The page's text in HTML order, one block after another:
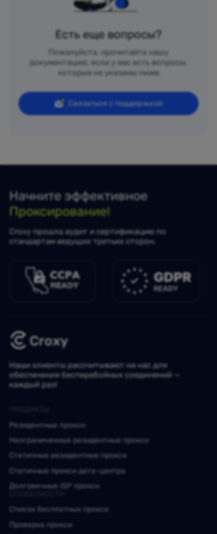
Есть еще вопросы?
Пожалуйста, прочитайте нашу
документацию, если у вас есть вопросы,
которые не указаны ниже
Связаться с поддержкой
Начните эффективное
Проксирование!
Croxy прошла аудит и сертификацию по
стандартам ведущих третьих сторон.
Наши клиенты рассчитывают на нас для
обеспечения бесперебойных соединений —
каждый раз!
Резидентные прокси
Неограниченные резидентные прокси
Статичные резидентные прокси
Статичные прокси дата-центра
Долговечные ISP прокси
Список бесплатных прокси
Проверка прокси